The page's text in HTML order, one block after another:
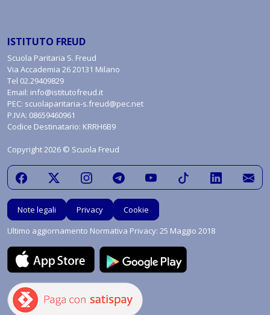
ISTITUTO FREUD
Scuola Paritaria S. Freud
Via Accademia 26 20131 Milano
Tel 02.29409829
Email: info@istitutofreud.it
PEC: scuolaparitaria-s.freud@pec.net
P.IVA: 08659460961
Codice Destinatario: KRRH6B9
Copyright 2026 © Scuola Freud
Note legali Privacy
Cookie
Ultimo aggiornamento Normativa Privacy: 25 Maggio 2018